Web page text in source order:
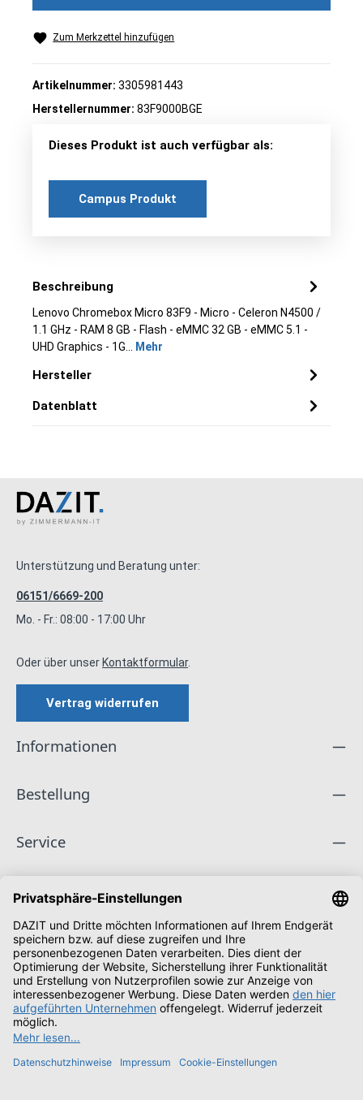
Zum Merkzettel hinzufügen
Artikelnummer: 3305981443
Herstellernummer: 83F9000BGE
Dieses Produkt ist auch verfügbar als:
Campus Produkt
Beschreibung
Lenovo Chromebox Micro 83F9 - Micro - Celeron N4500 /
1.1 GHz - RAM 8 GB - Flash - eMMC 32 GB - eMMC 5.1 -
UHD Graphics - 1G… Mehr
Hersteller
Datenblatt
Unterstützung und Beratung unter:
06151/6669-200
Mo. - Fr.: 08:00 - 17:00 Uhr
Oder über unserKontaktformular.
Vertrag widerrufen
Informationen
Bestellung
Service
Unternehmen
Folge uns
Zahlungsarten
Versandarten